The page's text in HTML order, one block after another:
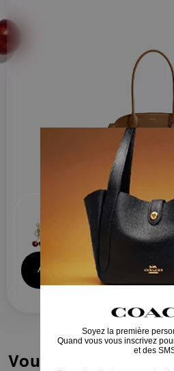
Add Charm to Cart
Vous Aimerez Aussi